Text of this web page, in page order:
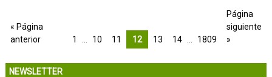
« Página
anterior
1 10 11 12 13 14 1809
Página
siguiente
»
NEWSLETTER